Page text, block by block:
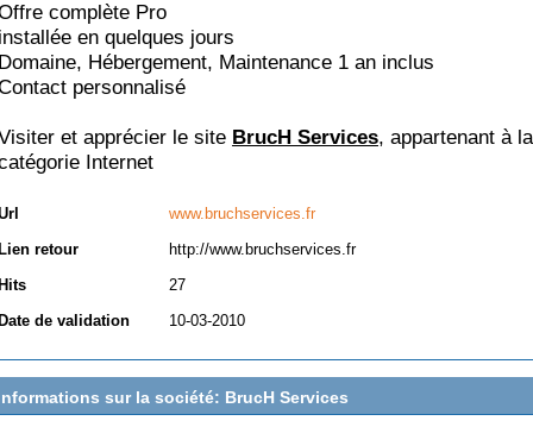
complète Pro
en quelques jours
Hébergement, Maintenance 1 an inclus
personnalisé
et apprécier le site BrucH Services, appartenant à la
Internet
www.bruchservices.fr
retour
http://www.bruchservices.fr
27
de validation
10-03-2010
sur la société: BrucH Services